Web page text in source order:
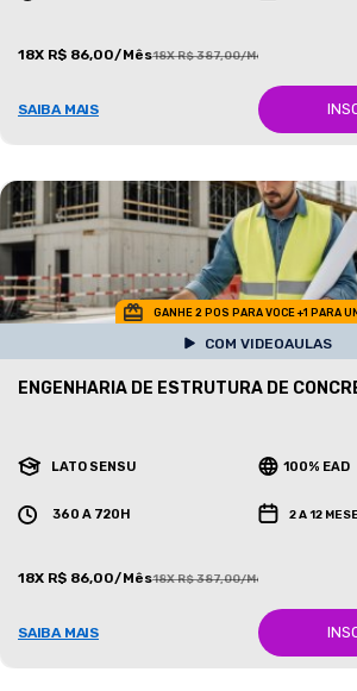
18X R$ 86,00/Mês18X R$ 387,00/Mês
SAIBA MAIS
GANHE 2 POS PARA VOCE +1 PARA
COM VIDEOAULAS
ENGENHARIA DE ESTRUTURA DE
LATO SENSU 100% EAD
360 A 720H 2 A 12
18X R$ 86,00/Mês18X R$ 387,00/Mês
SAIBA MAIS